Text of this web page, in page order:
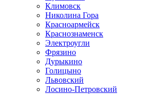
Климовск
Николина Гора
Красноармейск
Краснознаменск
Электроугли
Фрязино
Дурыкино
Голицыно
Львовский
Лосино-Петровский